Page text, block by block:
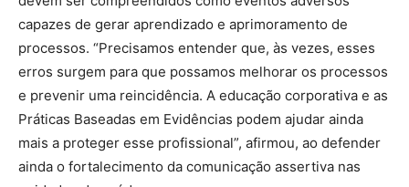
capazes de gerar aprendizado e aprimoramento de
processos. “Precisamos entender que, às vezes, esses
erros surgem para que possamos melhorar os processos
e prevenir uma reincidência. A educação corporativa e as
Práticas Baseadas em Evidências podem ajudar ainda
mais a proteger esse profissional”, afirmou, ao defender
ainda o fortalecimento da comunicação assertiva nas